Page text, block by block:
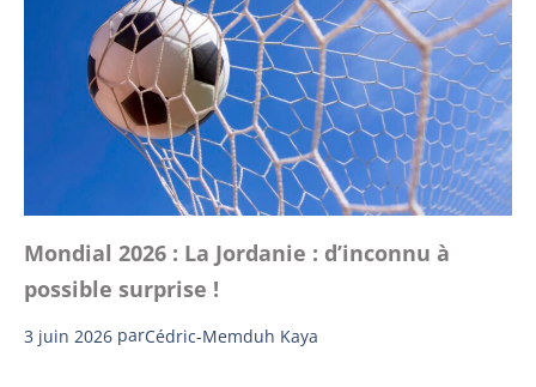
Mondial 2026 : La Jordanie : d’inconnu à
possible surprise !
3 juin 2026 parCédric-Memduh Kaya